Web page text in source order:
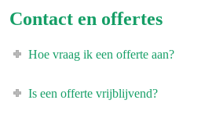
Contact en offertes
Hoe vraag ik een offerte aan?
Is een offerte vrijblijvend?